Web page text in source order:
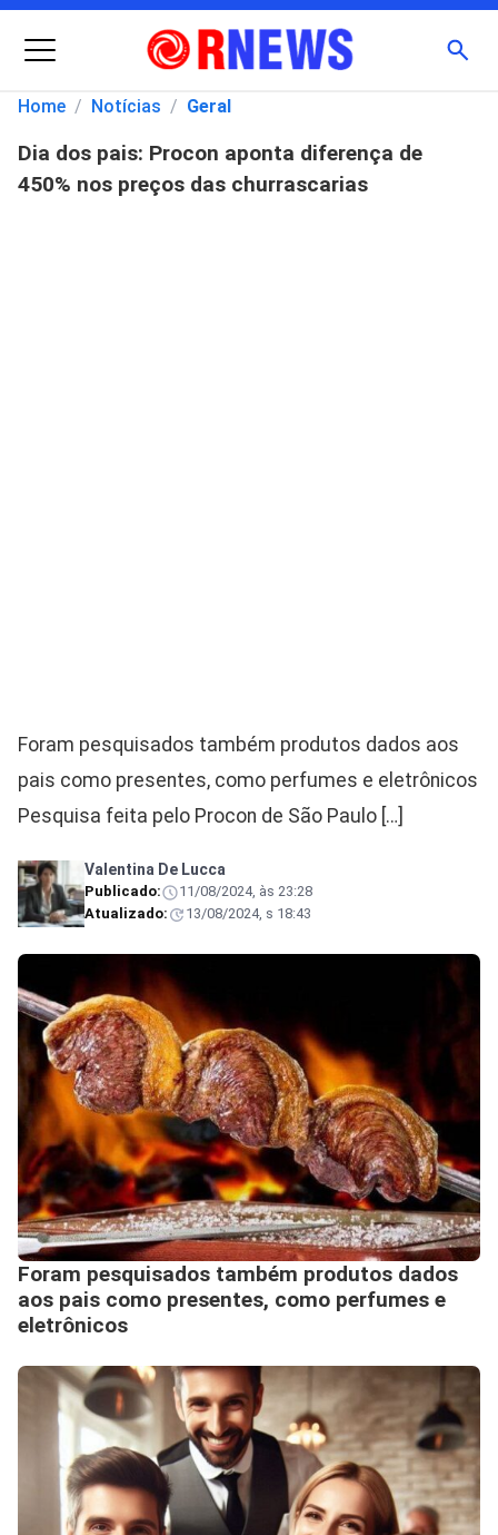
Menu
Pesquisar
por:
Home / Notícias / Geral
Dia dos pais: Procon aponta diferença de
450% nos preços das churrascarias
Foram pesquisados também produtos dados aos
pais como presentes, como perfumes e eletrônicos
Pesquisa feita pelo Procon de São Paulo […]
Valentina De Lucca
Publicado:
11/08/2024, às 23:28
Atualizado:
13/08/2024, s 18:43
Foram pesquisados também produtos dados
aos pais como presentes, como perfumes e
eletrônicos